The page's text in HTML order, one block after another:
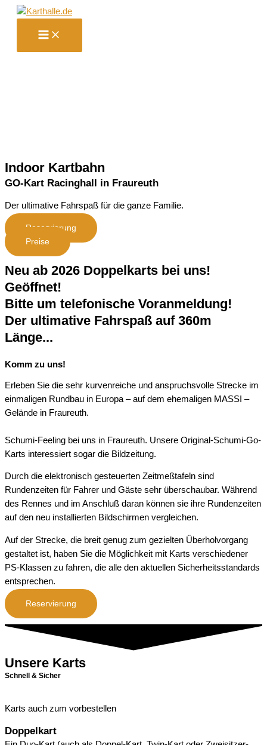
Zum
Inhalt
Indoor Kartbahn
GO-Kart Racinghall in Fraureuth
Der ultimative Fahrspaß für die ganze Familie.
Reservierung
Preise
Neu ab 2026 Doppelkarts bei uns!
Geöffnet!
Bitte um telefonische Voranmeldung!
Der ultimative Fahrspaß auf 360m
Länge...
Komm zu uns!
Erleben Sie die sehr kurvenreiche und anspruchsvolle Strecke im
einmaligen Rundbau in Europa – auf dem ehemaligen MASSI –
Gelände in Fraureuth.
Schumi-Feeling bei uns in Fraureuth. Unsere Original-Schumi-Go-
Karts interessiert sogar die Bildzeitung.
Durch die elektronisch gesteuerten Zeitmeßtafeln sind
Rundenzeiten für Fahrer und Gäste sehr überschaubar. Während
des Rennes und im Anschluß daran können sie ihre Rundenzeiten
auf den neu installierten Bildschirmen vergleichen.
Auf der Strecke, die breit genug zum gezielten Überholvorgang
gestaltet ist, haben Sie die Möglichkeit mit Karts verschiedener
PS-Klassen zu fahren, die alle den aktuellen Sicherheitsstandards
entsprechen.
Reservierung
Unsere Karts
Schnell & Sicher
Karts auch zum vorbestellen
Doppelkart